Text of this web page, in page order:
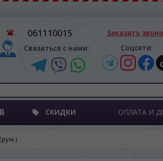
061110015
Связаться с нами:
Заказать
Соцсети:
СКИДКИ ОПЛАТА И